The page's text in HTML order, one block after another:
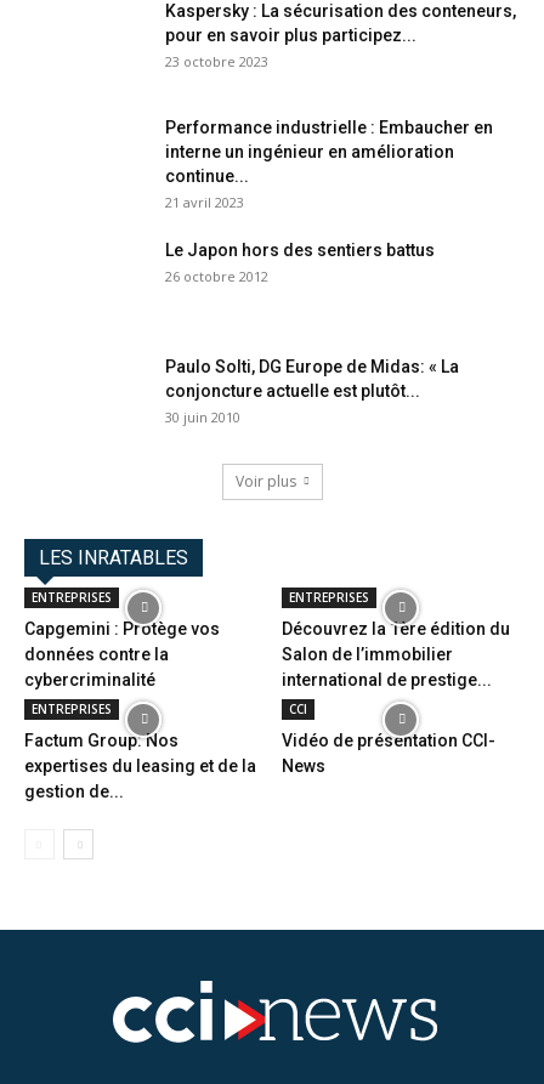
Kaspersky : La sécurisation des conteneurs,
pour en savoir plus participez...
23 octobre 2023
Performance industrielle : Embaucher en
interne un ingénieur en amélioration
continue...
21 avril 2023
Le Japon hors des sentiers battus
26 octobre 2012
Paulo Solti, DG Europe de Midas: « La
conjoncture actuelle est plutôt...
30 juin 2010
Voir plus
LES INRATABLES
ENTREPRISES
Capgemini : Protège vos
données contre la
cybercriminalité
ENTREPRISES
Découvrez la 1ère édition du
Salon de l’immobilier
international de prestige...
ENTREPRISES
Factum Group: Nos
expertises du leasing et de la
gestion de...
CCI
Vidéo de présentation CCI-
News